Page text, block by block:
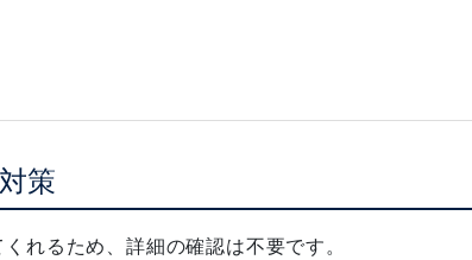
策
れるため、詳細の確認は不要です 。